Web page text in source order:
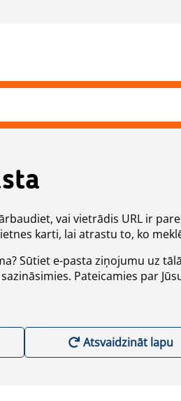
vai vietrādis URL ir
karti, lai atrastu to, ko
Sūtiet e-pasta ziņojumu uz
Pateicamies par
Atsvaidzināt lapu